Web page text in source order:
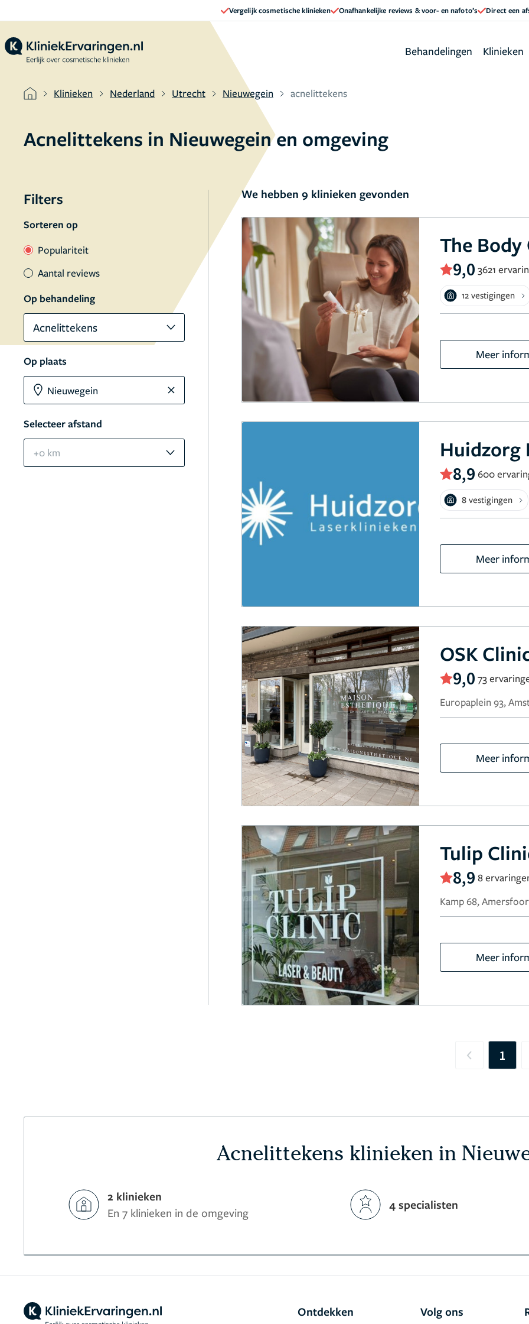
Vergelijk cosmetische klinieken Onafhankelijke reviews & voor- en nafoto’s Direct een
Behandelingen Klinieken
Klinieken Nederland Utrecht Nieuwegein acnelittekens
Acnelittekens in Nieuwegein en omgeving
Filters
Sorteren op
Populariteit
Aantal reviews
Op behandeling
Acnelittekens
Op plaats
Selecteer afstand
+0 km
We hebben 9 klinieken gevonden
The Body
9,0 3621
12 vestigingen
Meer
Huidzorg
8,9 600
8 vestigingen
Meer
OSK
9,0 73
Europaplein 93,
Meer
Tulip
8,9 8
Kamp 68,
Meer
Previous
1
Acnelittekens klinieken in
2 klinieken
En 7 klinieken in de omgeving
4 specialisten
Ontdekken Volg ons